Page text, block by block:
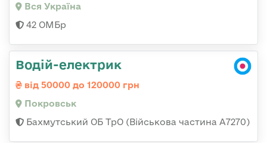
Вся Україна
42 ОМБр
Водій-електрик
від 50000 до 120000 грн
Покровськ
Бахмутський ОБ ТрО (Військова частина А7270)